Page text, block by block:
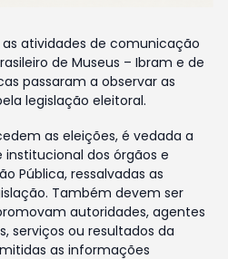
atividades de comunicação
de Museus – Ibram e de
passaram a observar as
legislação eleitoral.
as eleições, é vedada a
dos órgãos e
Pública, ressalvadas as
Também devem ser
autoridades, agentes
serviços ou resultados da
as informações